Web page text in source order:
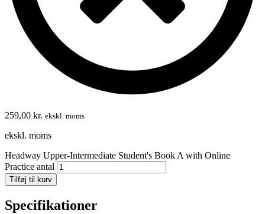
259,00 kr. ekskl. moms
ekskl. moms
Headway Upper-Intermediate Student's Book A with Online
Practice antal
Tilføj til kurv
Specifikationer